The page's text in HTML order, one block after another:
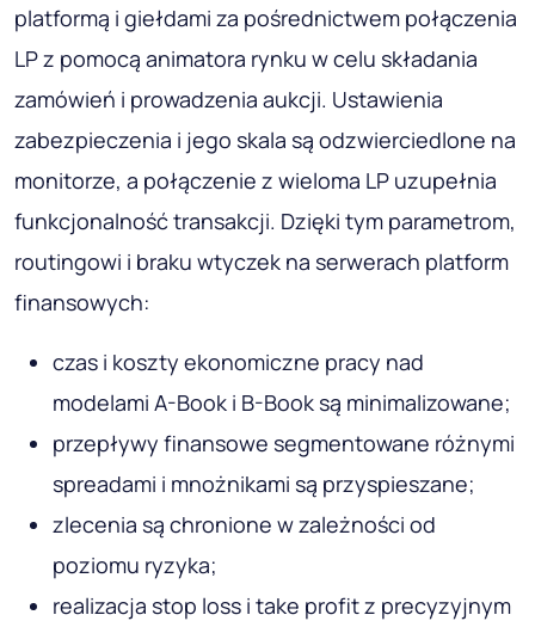
platformą i giełdami za pośrednictwem połączenia
LP z pomocą animatora rynku w celu składania
zamówień i prowadzenia aukcji. Ustawienia
zabezpieczenia i jego skala są odzwierciedlone na
monitorze, a połączenie z wieloma LP uzupełnia
funkcjonalność transakcji. Dzięki tym parametrom,
routingowi i braku wtyczek na serwerach platform
finansowych:
czas i koszty ekonomiczne pracy nad
modelami A-Book i B-Book są minimalizowane;
przepływy finansowe segmentowane różnymi
spreadami i mnożnikami są przyspieszane;
zlecenia są chronione w zależności od
poziomu ryzyka;
realizacja stop loss i take profit z precyzyjnym